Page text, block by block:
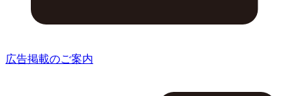
広告掲載のご案内